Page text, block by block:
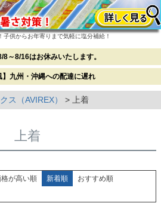
子供からお年寄りまで気軽に塩分補給！
8/16はお休みいたします。
】九州・沖縄への配達に遅れ
ス（AVIREX） 上着
上着
格が高い順 新着順
おすすめ順